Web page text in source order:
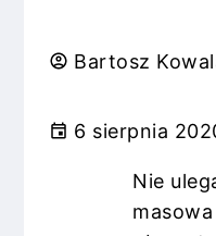
Bartosz
6 sierpnia
Nie